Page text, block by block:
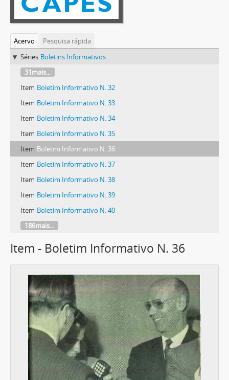
Acervo
Pesquisa rápida
Séries Boletins Informativos
31mais...
Item Boletim Informativo N. 32
Item Boletim Informativo N. 33
Item Boletim Informativo N. 34
Item Boletim Informativo N. 35
Item Boletim Informativo N. 36
Item Boletim Informativo N. 37
Item Boletim Informativo N. 38
Item Boletim Informativo N. 39
Item Boletim Informativo N. 40
186mais...
Item - Boletim Informativo N. 36